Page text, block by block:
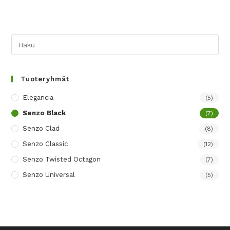
Tuoteryhmät
Elegancia (5)
Senzo Black (7)
Senzo Clad (8)
Senzo Classic (12)
Senzo Twisted Octagon (7)
Senzo Universal (5)